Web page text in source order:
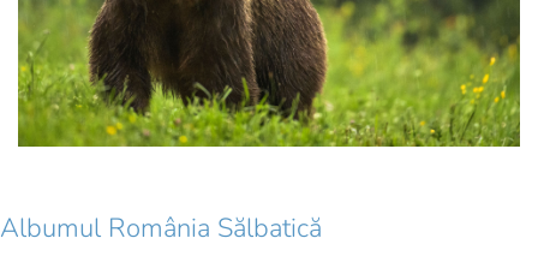
Albumul România Sălbatică